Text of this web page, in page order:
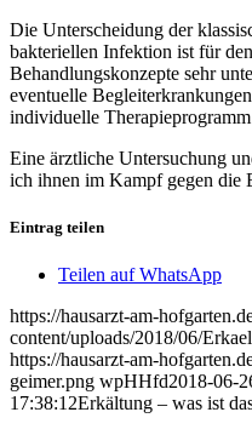
Die Unterscheidung der
bakteriellen Infektion ist für
Behandlungskonzepte sehr
eventuelle
individuelle
Eine ärztliche Untersuchung
ich ihnen im Kampf gegen die
Eintrag teilen
Teilen auf WhatsApp
https://hausarzt-am-
content/uploads/2018/06/
https://hausarzt-am-
geimer.png wpHHfd2018-06-
17:38:12Erkältung – was ist